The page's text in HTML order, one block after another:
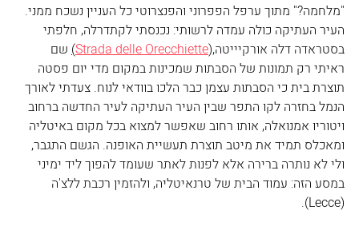
"מלחמה?" מתוך ערפל הפפרוני והפנצרוטי כל העניין נשכח ממני.
העיר העתיקה כולה עמדה לרשותי: נכנסתי לקתדרלה, חלפתי
בסטראדה דלה אורקיייטה,(Strada delle Orecchiette
) שם
ראיתי רק תמונות של הסבתות שמכינות במקום מדי יום פסטה
תוצרת בית כי הסבתות עצמן כבר הלכו בוודאי לנוח. צעדתי לאורך
הנמל בחזרה לקו התפר שבין העיר העתיקה לעיר החדשה ברחוב
ויטוריו אמנואלה, אותו רחוב שאפשר למצוא בכל מקום באיטליה
ומאכלס תמיד את מיטב תוצרת תעשיית האופנה. הגשם התגבר,
ולי לא נותרה ברירה אלא לפנות לאתר שעומד להפוך ליד ימיני
במסע הזה: עמוד הבית של טרנאיטליה, ולהזמין רכבת ללצ'ה
(Lecce).